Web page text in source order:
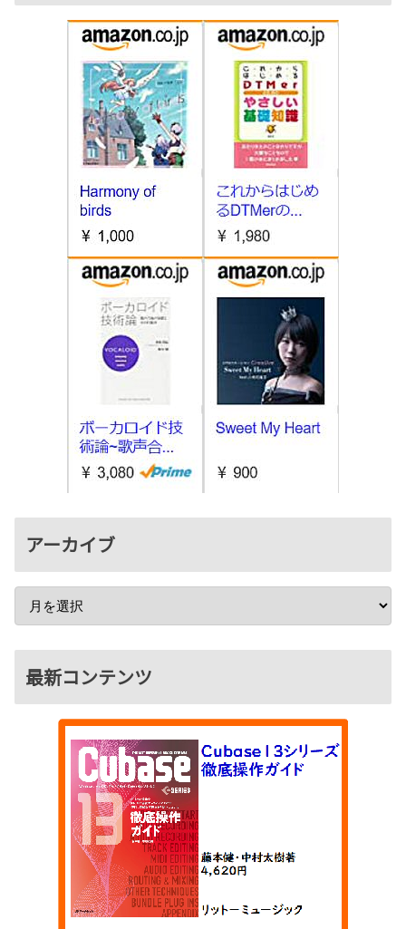
アーカイブ
最新コンテンツ